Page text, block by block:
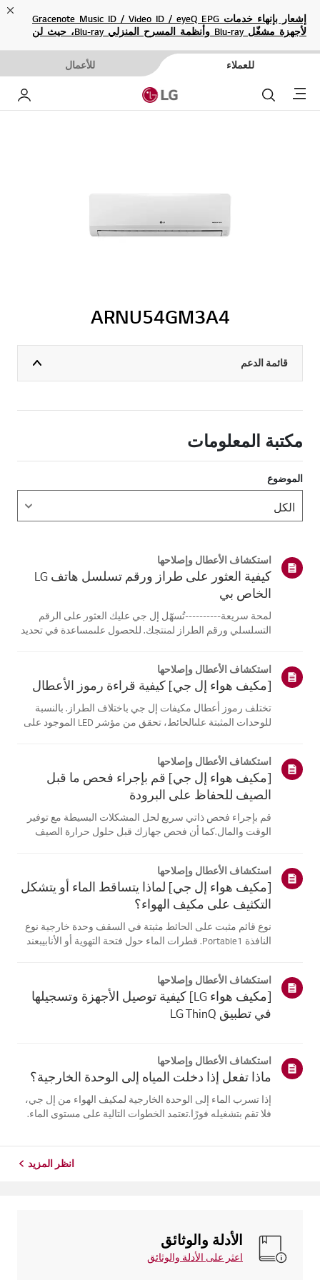
إشعار بإنهاء خدمات Gracenote Music ID / Video ID / eyeQ EPG
لأجهزة مشغّل Blu-ray وأنظمة المسرح المنزلي Blu-ray، حيث لن
للعملاء للأعمال
Menu بحث
ARNU54GM3A4
قائمة الدعم
مكتبة المعلومات
الموضوع
استكشاف الأعطال وإصلاحها
كيفية العثور على طراز ورقم تسلسل هاتف LG
الخاص بي
لمحة سريعة----------تُسهّل إل جي عليك العثور على الرقم
التسلسلي ورقم الطراز لمنتجك. للحصول علىمساعدة في تحديد
تختلف الصور أو ا...
استكشاف الأعطال وإصلاحها
[مكيف هواء إل جي] كيفية قراءة رموز الأعطال
تختلف رموز أعطال مكيفات إل جي باختلاف الطراز. بالنسبة
للوحدات المثبتة علىالحائط، تحقق من مؤشر LED الموجود على
الرموز.كيفية ...
استكشاف الأعطال وإصلاحها
[مكيف هواء إل جي] قم بإجراء فحص ما قبل
الصيف للحفاظ على البرودة
قم بإجراء فحص ذاتي سريع لحل المشكلات البسيطة مع توفير
الوقت والمال.كما أن فحص جهازك قبل حلول حرارة الصيف
توصيلات المقابس الكهربائية. ...
استكشاف الأعطال وإصلاحها
[مكيف هواء إل جي] لماذا يتساقط الماء أو يتشكل
التكثيف على مكيف الهواء؟
نوع قائم مثبت على الحائط مثبتة في السقف وحدة خارجية نوع
النافذة Portable1. قطرات الماء حول فتحة التهوية أو الأنابيبعند
فيالغرفة...
استكشاف الأعطال وإصلاحها
[مكيف هواء LG] كيفية توصيل الأجهزة وتسجيلها
في تطبيق LG ThinQ
استكشاف الأعطال وإصلاحها
ماذا تفعل إذا دخلت المياه إلى الوحدة الخارجية؟
إذا تسرب الماء إلى الوحدة الخارجية لمكيف الهواء من إل جي،
فلا تقم بتشغيله فورًا.تعتمد الخطوات التالية على مستوى الماء.
انظر المزيد
الأدلة والوثائق
اعثر على الأدلة والوثائق